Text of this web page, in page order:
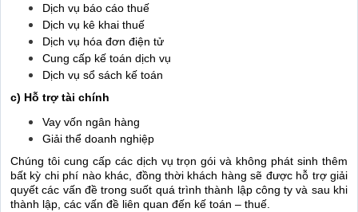
Dịch vụ báo cáo thuế
Dịch vụ kê khai thuế
Dịch vụ hóa đơn điện tử
Cung cấp kế toán dịch vụ
Dịch vụ sổ sách kế toán
c) Hỗ trợ tài chính
Vay vốn ngân hàng
Giải thể doanh nghiệp
Chúng tôi cung cấp các dịch vụ trọn gói và không phát sinh thêm
bất kỳ chi phí nào khác, đồng thời khách hàng sẽ được hỗ trợ giải
quyết các vấn đề trong suốt quá trình thành lập công ty và sau khi
thành lập, các vấn đề liên quan đến kế toán – thuế.